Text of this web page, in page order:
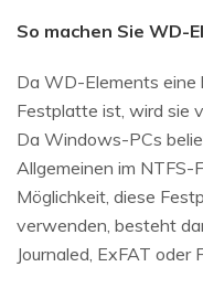
So machen Sie WD-
Da WD-Elements eine
Festplatte ist, wird sie
Da Windows-PCs
Allgemeinen im NTFS-
Möglichkeit, diese
verwenden, besteht
Journaled, ExFAT